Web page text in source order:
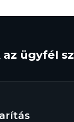
az ügyfél